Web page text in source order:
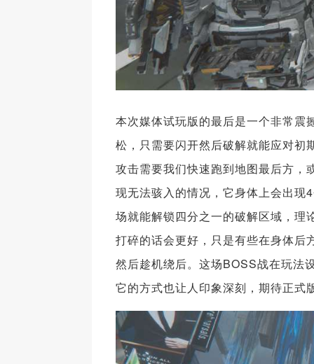
本次媒体试玩版的最后是一个非常震
松，只需要闪开然后破解就能应对初
攻击需要我们快速跑到地图最后方，
现无法骇入的情况，它身体上会出现
场就能解锁四分之一的破解区域，理
打碎的话会更好，只是有些在身体后
然后趁机绕后。这场BOSS战在玩法
它的方式也让人印象深刻，期待正式